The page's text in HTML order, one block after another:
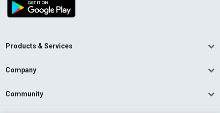
Products & Services
Company
Community